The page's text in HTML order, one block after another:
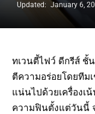
Updated: January 6,
ทเวนตี้ไฟว์ ดีกรีส์ ชั้
ตีความอร่อยโดยทีม
แน่นไปด้วยเครื่องเ
ความฟินตั้งแต่วันนี้